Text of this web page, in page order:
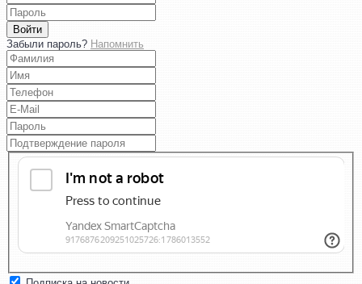
Войти
Забыли пароль? Напомнить